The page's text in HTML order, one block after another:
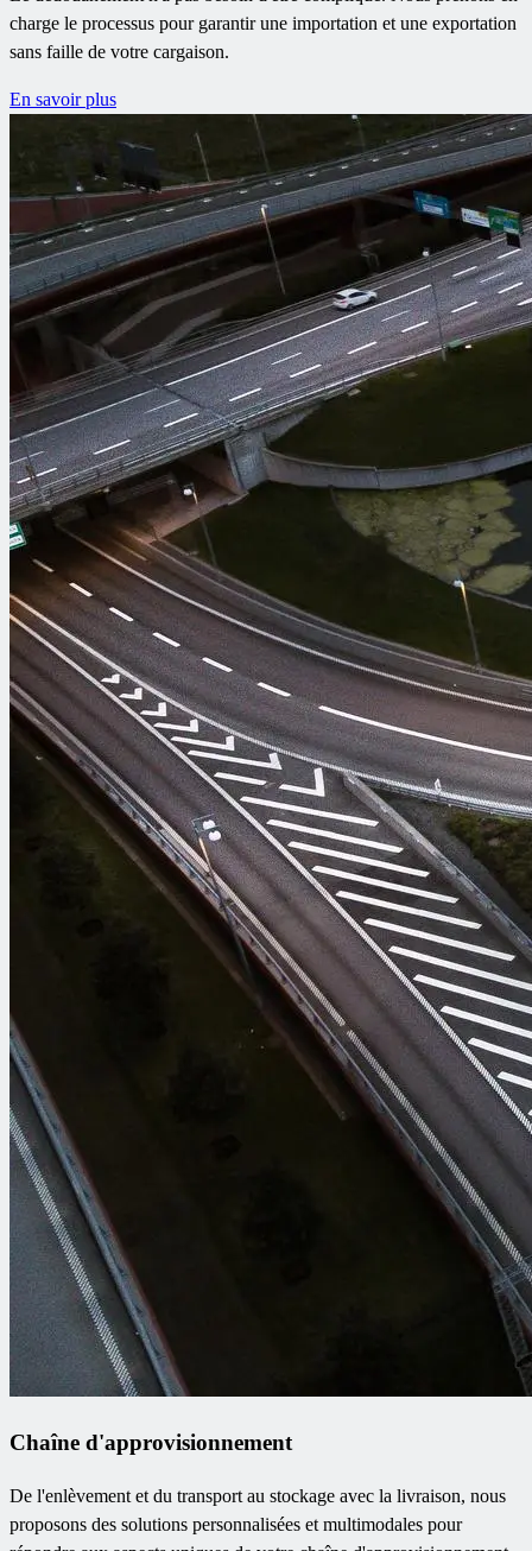
charge le processus pour garantir une importation et une exportation
sans faille de votre cargaison.
En savoir plus
Chaîne d'approvisionnement
De l'enlèvement et du transport au stockage avec la livraison, nous
proposons des solutions personnalisées et multimodales pour